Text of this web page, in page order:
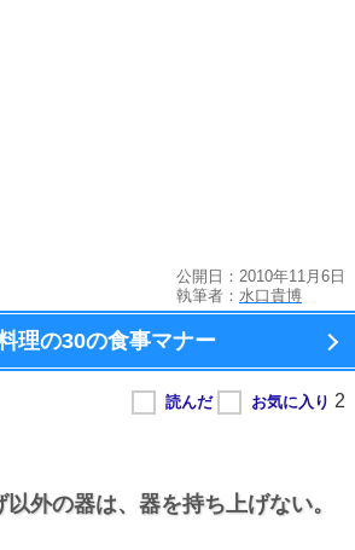
公開日：2010年11月6日
執筆者： 水口貴博
理の30の食事マナー
外の器は、 器を持ち上げない。